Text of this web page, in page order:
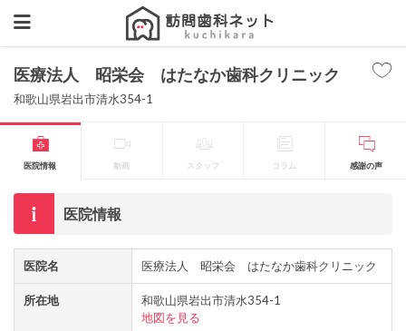
医療法人 昭栄会 はたなか歯科クリニック
和歌山県岩出市清水354-1
医院情報 動画 スタッフ コラム 感謝の声
医院情報
医院名 医療法人 昭栄会 はたなか歯科クリニック
所在地
和歌山県岩出市清水354-1
地図を見る